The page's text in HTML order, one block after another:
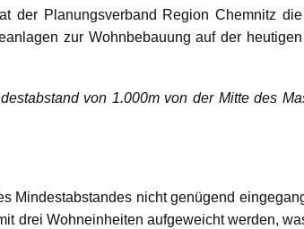
der Planungsverband Region Chemnitz
zur Wohnbebauung auf der
von 1.000m von der Mitte des
Mindestabstandes nicht genügend
drei Wohneinheiten aufgeweicht werden,